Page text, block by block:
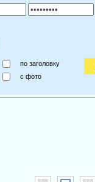
по заголовку
c фото